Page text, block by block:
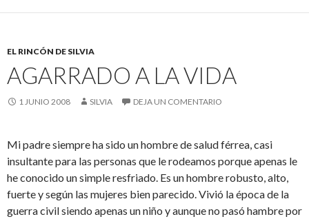
EL RINCÓN DE SILVIA
AGARRADO A LA VIDA
1 JUNIO 2008 SILVIA DEJA UN COMENTARIO
Mi padre siempre ha sido un hombre de salud férrea, casi
insultante para las personas que le rodeamos porque apenas le
he conocido un simple resfriado. Es un hombre robusto, alto,
fuerte y según las mujeres bien parecido. Vivió la época de la
guerra civil siendo apenas un niño y aunque no pasó hambre por